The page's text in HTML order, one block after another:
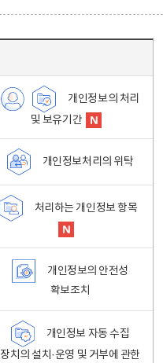
개인정보의 처리
및 보유기간
개인정보처리의 위탁
처리하는 개인정보 항목
개인정보의 안전성
확보조치
개인정보 자동 수집
장치의 설치·운영 및 거부에 관한